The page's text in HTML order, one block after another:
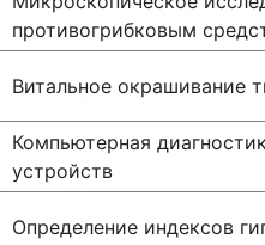
противогрибковым
Витальное окрашивание
Компьютерная
устройств
Определение индексов